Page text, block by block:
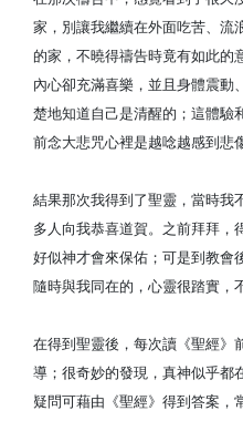
家，別讓我繼續在外面吃苦、流
的家，不曉得禱告時竟有如此的
內心卻充滿喜樂，並且身體震動
楚地知道自己是清醒的；這體驗
前念大悲咒心裡是越唸越感到悲
結果那次我得到了聖靈，當時我
多人向我恭喜道賀。之前拜拜，
好似神才會來保佑；可是到教會
隨時與我同在的，心靈很踏實，
在得到聖靈後，每次讀《聖經》
導；很奇妙的發現，真神似乎都
疑問可藉由《聖經》得到答案，